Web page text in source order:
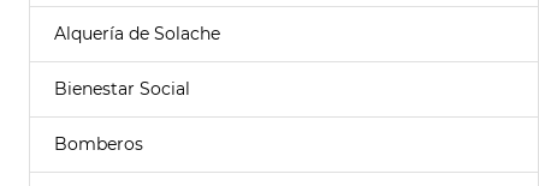
Alquería de Solache
Bienestar Social
Bomberos